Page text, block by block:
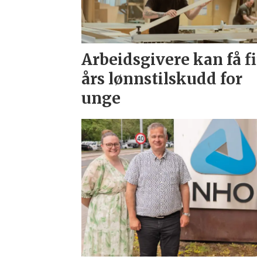
Arbeidsgivere kan få
års lønnstilskudd for
unge